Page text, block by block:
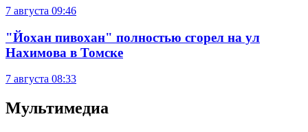
7 августа 09:46
"Йохан пивохан" полностью сгорел на ул
Нахимова в Томске
7 августа 08:33
Мультимедиа